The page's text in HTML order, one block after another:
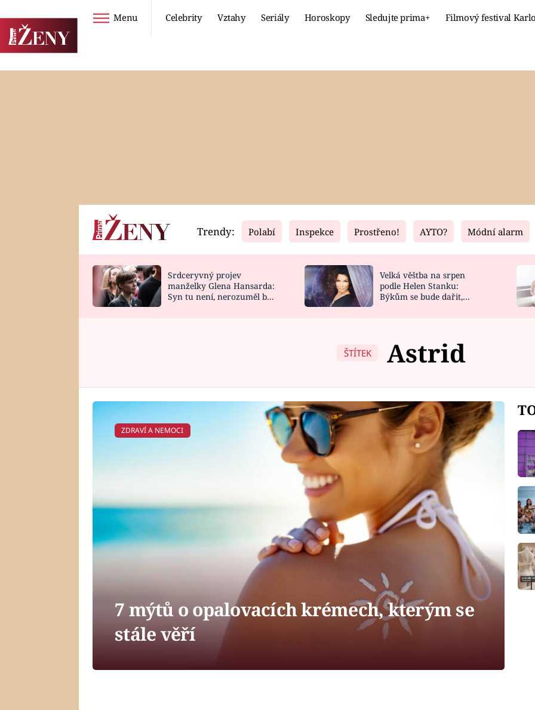
Menu Celebrity Vztahy Seriály Horoskopy Sledujte prima+ Filmový festival
Horoskopy
HOROSKOP NA
Video
CELEBRITY
VAŘENÍ
Fresh
NOVINKY
VIDEORECEPTY
Living
DESIGN
Trendy: Polabí Inspekce Prostřeno! AYTO? Módní alarm
Srdceryvný projev
manželky Glena Hansarda:
Syn tu není, nerozuměl by
Velká věštba na srpen
podle Helen Stanku:
Býkům se bude dařit,
ŠTÍTEK Astrid
ZDRAVÍ A NEMOCI
7 mýtů o opalovacích krémech, kterým se
stále věří